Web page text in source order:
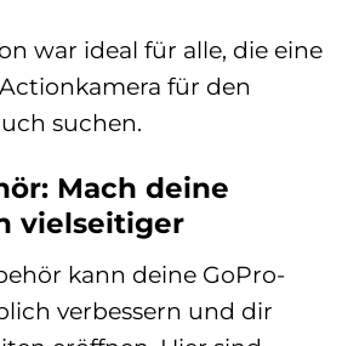
war ideal für alle, die eine
für den
suchen.
Mach deine
vielseitiger
kann deine GoPro-
verbessern und dir